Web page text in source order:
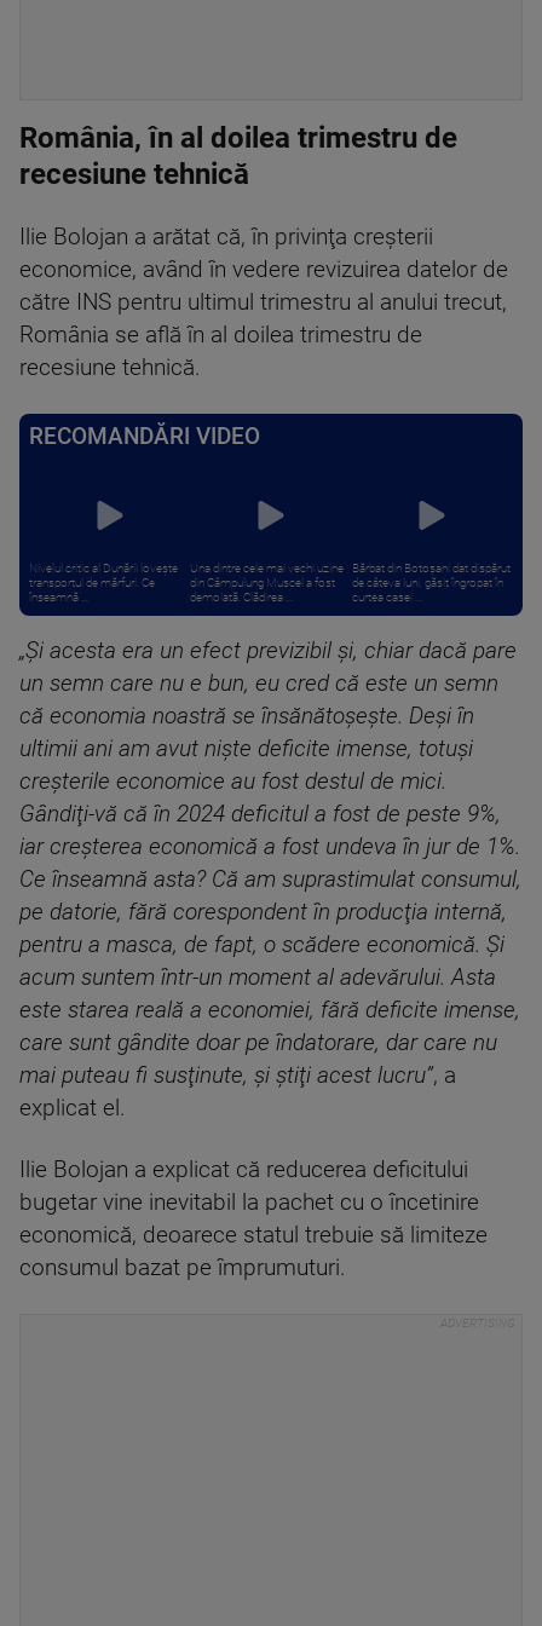
România, în al doilea trimestru de
recesiune tehnică
Ilie Bolojan a arătat că, în privinţa creşterii
economice, având în vedere revizuirea datelor de
către INS pentru ultimul trimestru al anului trecut,
România se află în al doilea trimestru de
recesiune tehnică.
RECOMANDĂRI VIDEO
Nivelul critic al Dunării lovește
transportul de mărfuri. Ce
înseamnă ...
Una dintre cele mai vechi uzine
din Câmpulung Muscel a fost
demolată. Clădirea ...
Bărbat din Botoșani dat dispărut
de câteva luni, găsit îngropat în
curtea casei ...
„Şi acesta era un efect previzibil şi, chiar dacă pare
un semn care nu e bun, eu cred că este un semn
că economia noastră se însănătoşeşte. Deşi în
ultimii ani am avut nişte deficite imense, totuşi
creşterile economice au fost destul de mici.
Gândiţi-vă că în 2024 deficitul a fost de peste 9%,
iar creşterea economică a fost undeva în jur de 1%.
Ce înseamnă asta? Că am suprastimulat consumul,
pe datorie, fără corespondent în producţia internă,
pentru a masca, de fapt, o scădere economică. Şi
acum suntem într-un moment al adevărului. Asta
este starea reală a economiei, fără deficite imense,
care sunt gândite doar pe îndatorare, dar care nu
mai puteau fi susţinute, şi ştiţi acest lucru”, a
explicat el.
Ilie Bolojan a explicat că reducerea deficitului
bugetar vine inevitabil la pachet cu o încetinire
economică, deoarece statul trebuie să limiteze
consumul bazat pe împrumuturi.